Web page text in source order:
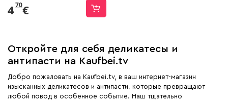
470€
Откройте для себя деликатесы и
антипасти на Kaufbei.tv
Добро пожаловать на Kaufbei.tv, в ваш интернет-магазин
изысканных деликатесов и антипасти, которые превращают
любой повод в особенное событие. Наш тщательно